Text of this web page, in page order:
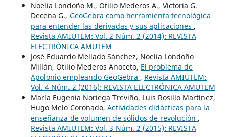
Noelia Londoño M., Otilio Mederos A., Victoria G.
Decena G., GeoGebra como herramienta tecnológica
para entender las derivadas y sus aplicaciones ,
Revista AMIUTEM: Vol. 2 Núm. 2 (2014): REVISTA
ELECTRÓNICA AMUTEM
José Eduardo Mellado Sánchez, Noelia Londoño
Millán, Otilio Mederos Anoceto, El problema de
Apolonio empleando GeoGebra , Revista AMIUTEM:
Vol. 4 Núm. 2 (2016): REVISTA ELECTRÓNICA AMUTEM
María Eugenia Noriega Treviño, Luis Rosillo Martínez,
Hugo Melo Coronado, Actividades didácticas para la
enseñanza de volumen de sólidos de revolución ,
Revista AMIUTEM: Vol. 3 Núm. 2 (2015): REVISTA